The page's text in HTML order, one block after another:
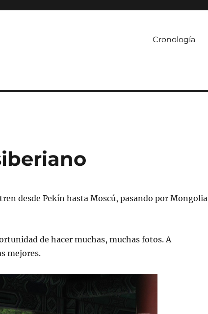
Cronología
desde Pekín hasta Moscú, pasando por Mongolia
de hacer muchas, muchas fotos. A
mejores.